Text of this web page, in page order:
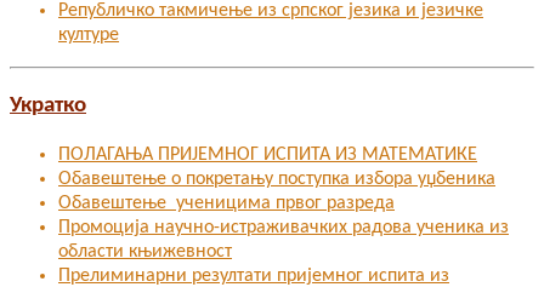
Републичко такмичење из српског језика и језичке
културе
Укратко
ПОЛАГАЊА ПРИЈЕМНОГ ИСПИТА ИЗ МАТЕМАТИКЕ
Обавештење о покретању поступка избора уџбеника
Обавештење ученицима првог разреда
Промоција научно-истраживачких радова ученика из
области књижевност
Прелиминарни резултати пријемног испита из